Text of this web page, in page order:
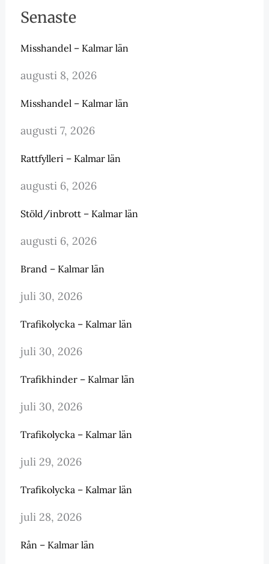
Senaste
Misshandel – Kalmar län
augusti 8, 2026
Misshandel – Kalmar län
augusti 7, 2026
Rattfylleri – Kalmar län
augusti 6, 2026
Stöld/inbrott – Kalmar län
augusti 6, 2026
Brand – Kalmar län
juli 30, 2026
Trafikolycka – Kalmar län
juli 30, 2026
Trafikhinder – Kalmar län
juli 30, 2026
Trafikolycka – Kalmar län
juli 29, 2026
Trafikolycka – Kalmar län
juli 28, 2026
Rån – Kalmar län